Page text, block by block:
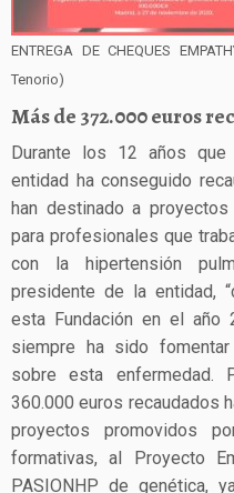
ENTREGA DE CHEQUES
Tenorio)
Más de 372.000 euros
Durante los 12 años que
entidad ha conseguido
han destinado a
para profesionales que
con la hipertensión
presidente de la entidad,
esta Fundación en el año
siempre ha sido
sobre esta
360.000 euros recaudados
proyectos promovidos
formativas, al Proyecto
PASIONHP de genética,